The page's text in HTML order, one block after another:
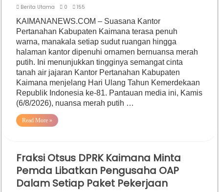
Berita Utama 0 155
KAIMANANEWS.COM – Suasana Kantor
Pertanahan Kabupaten Kaimana terasa penuh
warna, manakala setiap sudut ruangan hingga
halaman kantor dipenuhi ornamen bernuansa merah
putih. Ini menunjukkan tingginya semangat cinta
tanah air jajaran Kantor Pertanahan Kabupaten
Kaimana menjelang Hari Ulang Tahun Kemerdekaan
Republik Indonesia ke-81. Pantauan media ini, Kamis
(6/8/2026), nuansa merah putih …
Read More »
Fraksi Otsus DPRK Kaimana Minta
Pemda Libatkan Pengusaha OAP
Dalam Setiap Paket Pekerjaan